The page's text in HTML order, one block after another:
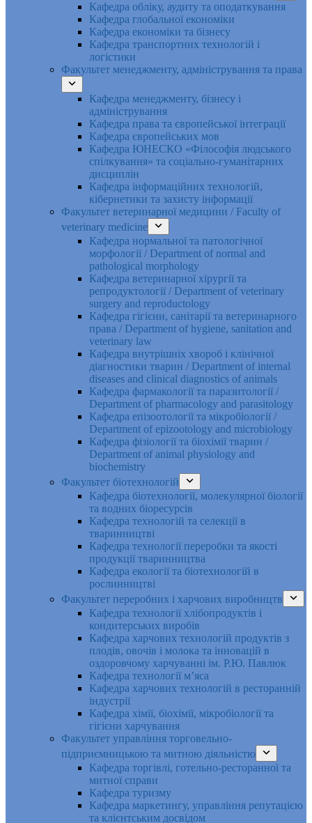
Кафедра обліку, аудиту та оподаткування
Кафедра глобальної економіки
Кафедра економіки та бізнесу
Кафедра транспортних технологій і
логістики
Факультет менеджменту, адміністрування та права
Кафедра менеджменту, бізнесу і
адміністрування
Кафедра права та європейської інтеграції
Кафедра європейських мов
Кафедра ЮНЕСКО «Філософія людського
спілкування» та соціально-гуманітарних
дисциплін
Кафедра інформаційних технологій,
кібернетики та захисту інформації
Факультет ветеринарної медицини / Faculty of
veterinary medicine
Кафедра нормальної та патологічної
морфології / Department of normal and
pathological morphology
Кафедра ветеринарної хірургії та
репродуктології / Department of veterinary
surgery and reproductology
Кафедра гігієни, санітарії та ветеринарного
права / Department of hygiene, sanitation and
veterinary law
Кафедра внутрішніх хвороб і клінічної
діагностики тварин / Department of internal
diseases and clinical diagnostics of animals
Кафедра фармакології та паразитології /
Department of pharmacology and parasitology
Кафедра епізоотології та мікробіології /
Department of epizootology and microbiology
Кафедра фізіології та біохімії тварин /
Department of animal physiology and
biochemistry
Факультет біотехнологій
Кафедра біотехнології, молекулярної біології
та водних біоресурсів
Кафедра технологій та селекції в
тваринництві
Кафедра технології переробки та якості
продукції тваринництва
Кафедра екології та біотехнологій в
рослинництві
Факультет переробних і харчових виробництв
Кафедра технології хлібопродуктів і
кондитерських виробів
Кафедра харчових технологій продуктів з
плодів, овочів і молока та інновацій в
оздоровчому харчуванні ім. Р.Ю. Павлюк
Кафедра технології м’яса
Кафедра харчових технологій в ресторанній
індустрії
Кафедра хімії, біохімії, мікробіології та
гігієни харчування
Факультет управління торговельно-
підприємницькою та митною діяльністю
Кафедра торгівлі, готельно-ресторанної та
митної справи
Кафедра туризму
Кафедра маркетингу, управління репутацією
та клієнтським досвідом